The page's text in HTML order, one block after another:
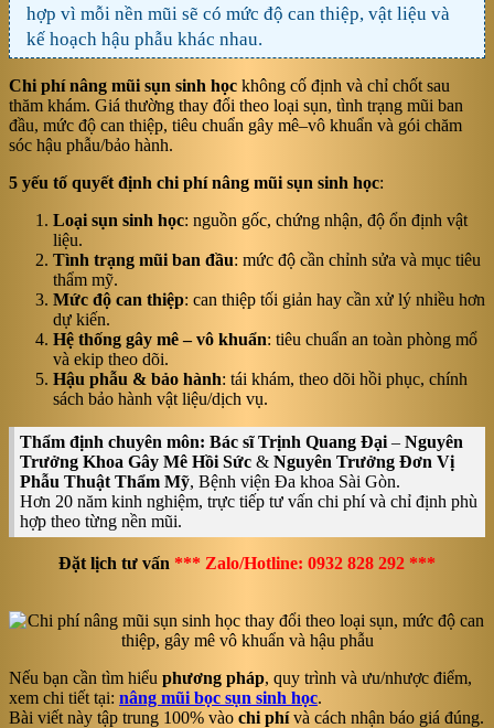
hợp vì mỗi nền mũi sẽ có mức độ can thiệp, vật liệu và
kế hoạch hậu phẫu khác nhau.
Chi phí nâng mũi sụn sinh học không cố định và chỉ chốt sau
thăm khám. Giá thường thay đổi theo loại sụn, tình trạng mũi ban
đầu, mức độ can thiệp, tiêu chuẩn gây mê–vô khuẩn và gói chăm
sóc hậu phẫu/bảo hành.
5 yếu tố quyết định chi phí nâng mũi sụn sinh học:
Loại sụn sinh học: nguồn gốc, chứng nhận, độ ổn định vật
liệu.
Tình trạng mũi ban đầu: mức độ cần chỉnh sửa và mục tiêu
thẩm mỹ.
Mức độ can thiệp: can thiệp tối giản hay cần xử lý nhiều hơn
dự kiến.
Hệ thống gây mê – vô khuẩn: tiêu chuẩn an toàn phòng mổ
và ekip theo dõi.
Hậu phẫu & bảo hành: tái khám, theo dõi hồi phục, chính
sách bảo hành vật liệu/dịch vụ.
Thẩm định chuyên môn: Bác sĩ Trịnh Quang Đại – Nguyên
Trưởng Khoa Gây Mê Hồi Sức & Nguyên Trưởng Đơn Vị
Phẫu Thuật Thẩm Mỹ, Bệnh viện Đa khoa Sài Gòn.
Hơn 20 năm kinh nghiệm, trực tiếp tư vấn chi phí và chỉ định phù
hợp theo từng nền mũi.
Đặt lịch tư vấn *** Zalo/Hotline: 0932 828 292 ***
Nếu bạn cần tìm hiểu phương pháp, quy trình và ưu/nhược điểm,
xem chi tiết tại: nâng mũi bọc sụn sinh học.
Bài viết này tập trung 100% vào chi phívà cách nhận báo giá đúng.